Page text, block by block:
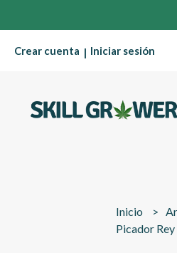
Crear cuenta | Iniciar sesión
Inicio
Picador